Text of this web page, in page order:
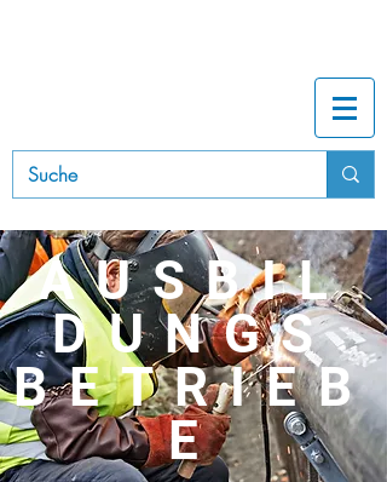
RHEIN-
AUSBIL
DUNGS
BETRIEB
E